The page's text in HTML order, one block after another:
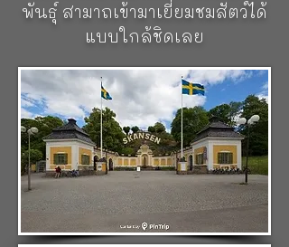
พันธุ์ สามาถเข้ามาเยี่ยมชมสัตว์ได้
แบบใกล้ชิดเลย